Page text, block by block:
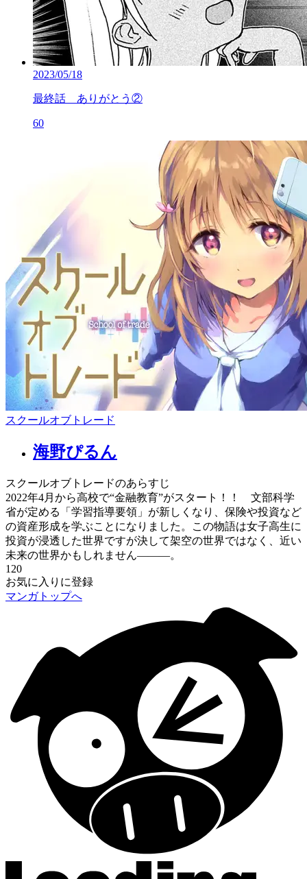
2023/05/18
最終話 ありがとう②
60
スクールオブトレード
海野ぴるん
スクールオブトレードのあらすじ
2022年4月から高校で“金融教育”がスタート！！ 文部科学
省が定める「学習指導要領」が新しくなり、保険や投資など
の資産形成を学ぶことになりました。この物語は女子高生に
投資が浸透した世界ですが決して架空の世界ではなく、近い
未来の世界かもしれません―――。
120
お気に入りに登録
マンガトップへ